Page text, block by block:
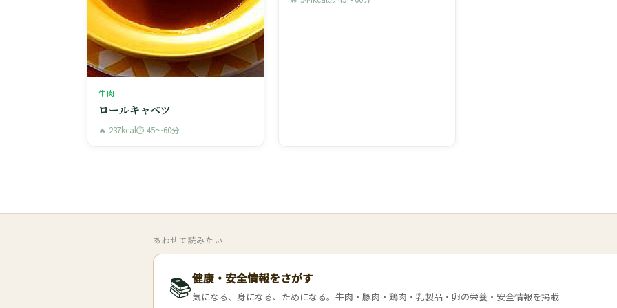
牛肉
ロールキャベツ
🔥 237kcal⏱ 45〜60分
あわせて読みたい
📚健康・安全情報をさがす
気になる、身になる、ためになる。牛肉・豚肉・鶏肉・乳製品・卵の栄養・安全情報を掲載